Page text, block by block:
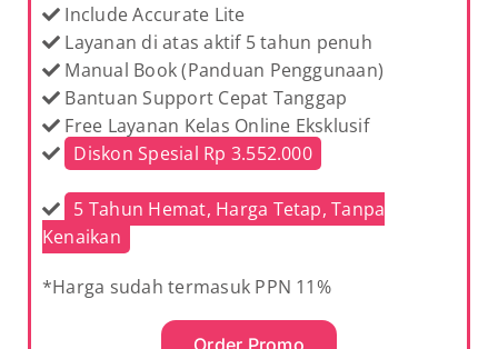
Include Accurate Lite
Layanan di atas aktif 5 tahun penuh
Manual Book (Panduan Penggunaan)
Bantuan Support Cepat Tanggap
Free Layanan Kelas Online Eksklusif
Diskon Spesial Rp 3.552.000
5 Tahun Hemat, Harga Tetap, Tanpa
Kenaikan
*Harga sudah termasuk PPN 11%
Order Promo